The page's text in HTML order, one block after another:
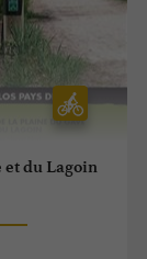
et du Lagoin